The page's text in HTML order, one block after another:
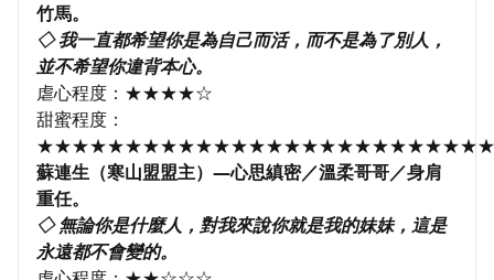
竹馬。
◇ 我一直都希望你是為自己而活，而不是為了別人，
並不希望你違背本心。
虐心程度：★★★★☆
甜蜜程度：
蘇連生（寒山盟盟主）—心思縝密／溫柔哥哥／身肩
重任。
◇ 無論你是什麼人，對我來說你就是我的妹妹，這是
永遠都不會變的。